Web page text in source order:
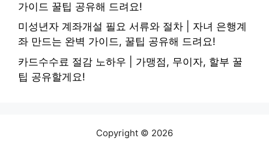
가이드 꿀팁 공유해 드려요!
미성년자 계좌개설 필요 서류와 절차 | 자녀 은행계
좌 만드는 완벽 가이드, 꿀팁 공유해 드려요!
카드수수료 절감 노하우 | 가맹점, 무이자, 할부 꿀
팁 공유할게요!
Copyright © 2026